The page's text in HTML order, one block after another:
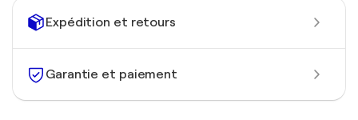
Expédition et retours
Garantie et paiement